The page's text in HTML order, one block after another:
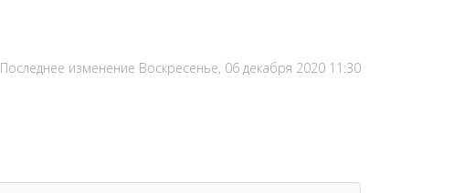
Последнее изменение Воскресенье, 06 декабря 2020 11:30